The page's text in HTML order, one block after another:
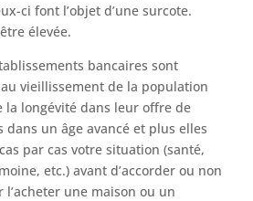
ci font l’objet d’une surcote.
élevée.
bancaires sont
vieillissement de la population
la longévité dans leur offre de
dans un âge avancé et plus elles
par cas votre situation (santé,
etc.) avant d’accorder ou non
une maison ou un